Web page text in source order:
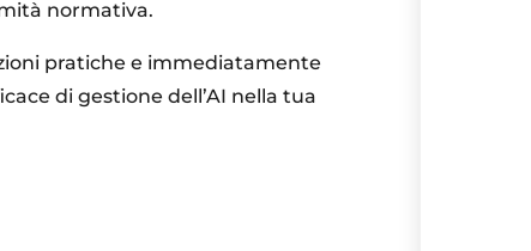
normativa.
pratiche e immediatamente
di gestione dell’AI nella tua